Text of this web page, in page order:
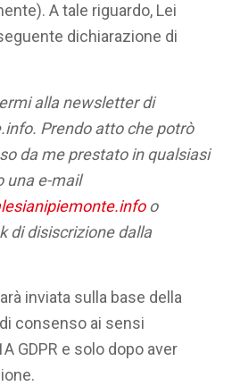
A tale riguardo, Lei
dichiarazione di
alla newsletter di
Prendo atto che potrò
da me prestato in qualsiasi
una e-mail
o
di disiscrizione dalla
inviata sulla base della
consenso ai sensi
GDPR e solo dopo aver